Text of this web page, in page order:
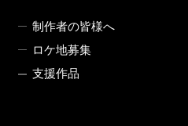
制作者の皆様へ
ロケ地募集
支援作品